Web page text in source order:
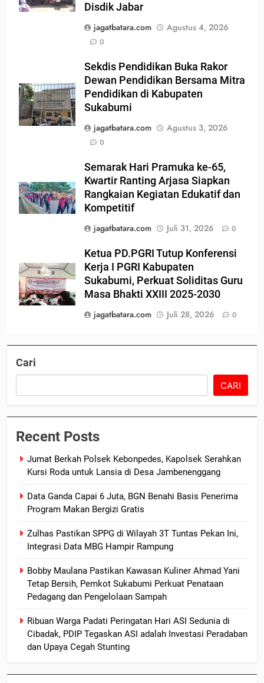
Disdik Jabar
jagatbatara.com
Agustus 4, 2026
0
Sekdis Pendidikan Buka Rakor
Dewan Pendidikan Bersama Mitra
Pendidikan di Kabupaten
Sukabumi
jagatbatara.com
Agustus 3, 2026
0
Semarak Hari Pramuka ke-65,
Kwartir Ranting Arjasa Siapkan
Rangkaian Kegiatan Edukatif dan
Kompetitif
jagatbatara.com
Juli 31, 2026 0
Ketua PD.PGRI Tutup Konferensi
Kerja I PGRI Kabupaten
Sukabumi, Perkuat Soliditas Guru
Masa Bhakti XXIII 2025-2030
jagatbatara.com
Juli 28, 2026 0
Cari
CARI
Recent Posts
Jumat Berkah Polsek Kebonpedes, Kapolsek Serahkan
Kursi Roda untuk Lansia di Desa Jambenenggang
Data Ganda Capai 6 Juta, BGN Benahi Basis Penerima
Program Makan Bergizi Gratis
Zulhas Pastikan SPPG di Wilayah 3T Tuntas Pekan Ini,
Integrasi Data MBG Hampir Rampung
Bobby Maulana Pastikan Kawasan Kuliner Ahmad Yani
Tetap Bersih, Pemkot Sukabumi Perkuat Penataan
Pedagang dan Pengelolaan Sampah
Ribuan Warga Padati Peringatan Hari ASI Sedunia di
Cibadak, PDIP Tegaskan ASI adalah Investasi Peradaban
dan Upaya Cegah Stunting